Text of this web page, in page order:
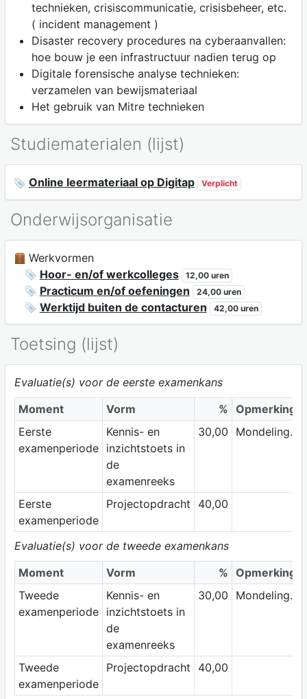
technieken, crisiscommunicatie, crisisbeheer, etc.
( incident management )
Disaster recovery procedures na cyberaanvallen:
hoe bouw je een infrastructuur nadien terug op
Digitale forensische analyse technieken:
verzamelen van bewijsmateriaal
Het gebruik van Mitre technieken
Studiematerialen (lijst)
Online leermateriaal op Digitap Verplicht
Onderwijsorganisatie
Werkvormen
Hoor- en/of werkcolleges
12,00 uren
Practicum en/of oefeningen 24,00 uren
Werktijd buiten de contacturen 42,00 uren
Toetsing (lijst)
Evaluatie(s) voor de eerste examenkans
Moment
Vorm % Opmerking
Eerste
examenperiode
Kennis- en
inzichtstoets in
de
examenreeks
30,00 Mondeling.
Eerste
examenperiode
Projectopdracht 40,00
Evaluatie(s) voor de tweede examenkans
Moment
Vorm % Opmerking
Tweede
examenperiode
Kennis- en
inzichtstoets in
de
examenreeks
30,00 Mondeling.
Tweede
examenperiode
Projectopdracht 40,00